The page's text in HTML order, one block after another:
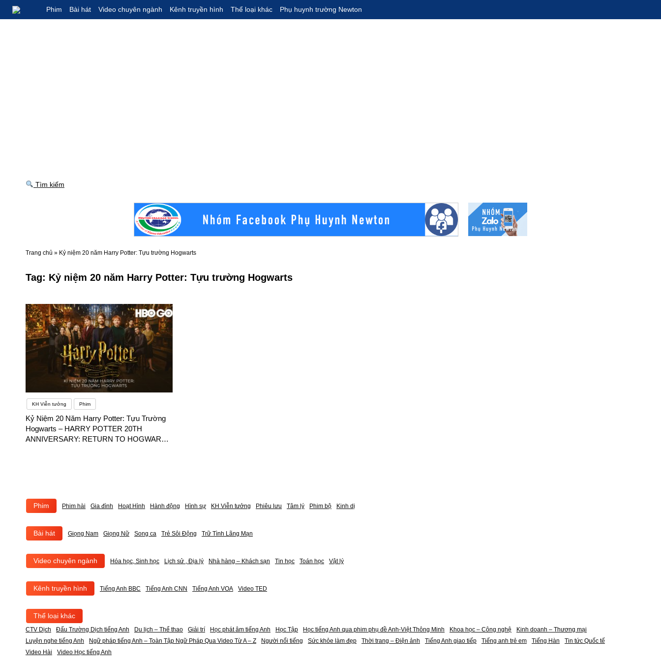
Phim Bài hát Video chuyên ngành Kênh truyền hình Thể loại khác Phụ huynh trường Newton
Tìm kiếm
Trang chủ » Kỷ niệm 20 năm Harry Potter: Tựu trường Hogwarts
Tag: Kỷ niệm 20 năm Harry Potter: Tựu trường Hogwarts
KH Viễn tưởng Phim
Kỷ Niệm 20 Năm Harry Potter: Tựu Trường
Hogwarts – HARRY POTTER 20TH
ANNIVERSARY: RETURN TO HOGWARTS
Phim Phim hài Gia đình Hoạt Hình Hành động Hình sự KH Viễn tưởng Phiêu lưu Tâm lý Phim bộ Kinh dị
Bài hát Giọng Nam Giọng Nữ Song ca Trẻ Sôi Động Trữ Tình Lãng Mạn
Video chuyên ngành Hóa học, Sinh học Lịch sử , Địa lý Nhà hàng – Khách sạn Tin học Toán học Vật lý
Kênh truyền hình Tiếng Anh BBC Tiếng Anh CNN Tiếng Anh VOA Video TED
Thể loại khác
CTV Dịch Đấu Trường Dịch tiếng Anh Du lịch – Thể thao Giải trí Học phát âm tiếng Anh Học Tập Học tiếng Anh qua phim phụ đề Anh-Việt Thông Minh Khoa học – Công nghệ
Kinh doanh – Thương mại
Luyện nghe tiếng Anh
Ngữ pháp tiếng Anh – Toàn Tập Ngữ Pháp Qua Video Từ A – Z Người nổi tiếng Sức khỏe làm đẹp Thời trang – Điện ảnh Tiếng Anh giao tiếp Tiếng anh trẻ em Tiếng Hàn
Tin tức Quốc tế
Video Hài
Video Học tiếng Anh